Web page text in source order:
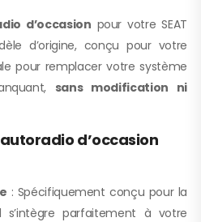
d’occasion pour votre SEAT
d’origine, conçu pour votre
pour remplacer votre système
sans modification ni
d’occasion
: Spécifiquement conçu pour la
s’intègre parfaitement à votre